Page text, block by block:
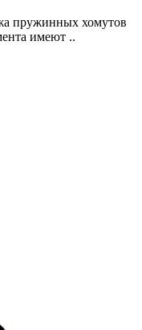
пружинных хомутов
имеют ..